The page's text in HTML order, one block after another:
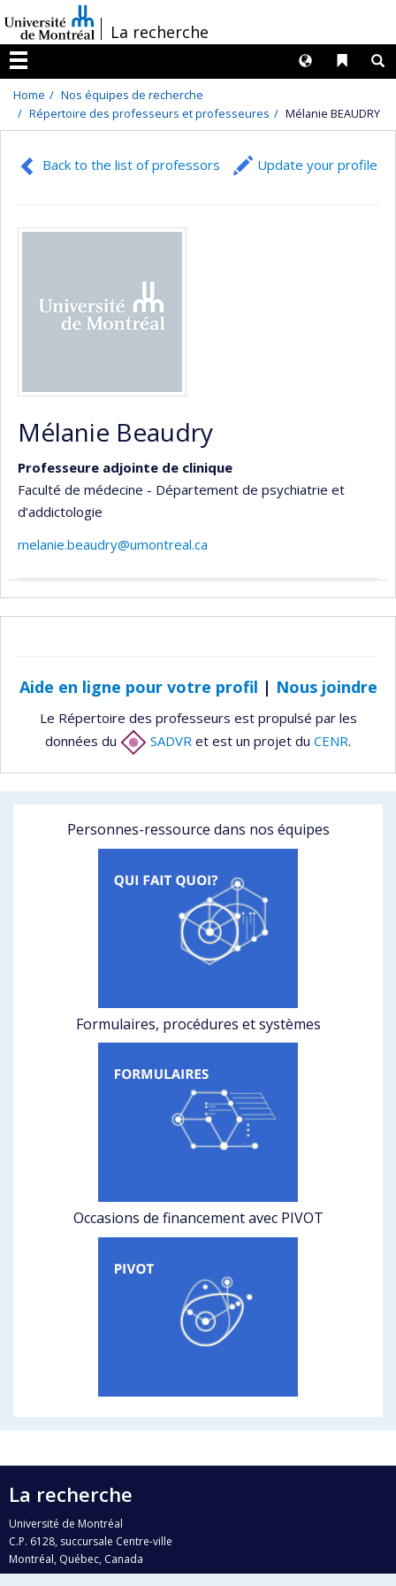
au
contenu
/La recherche
Menu
Liens
Langues
Home
Nos équipes de recherche
Répertoire des professeurs et professeures
Mélanie BEAUDRY
Back to the list of professors Update your profile
Mélanie Beaudry
Professeure adjointe de clinique
Faculté de médecine - Département de psychiatrie et
d’addictologie
melanie.beaudry@umontreal.ca
Aide en ligne pour votre profil | Nous joindre
Le Répertoire des professeurs est propulsé par les
données du
SADVR et est un projet du CENR.
Personnes-ressource dans nos équipes
Formulaires, procédures et systèmes
Occasions de financement avec PIVOT
La recherche
Université de Montréal
C.P. 6128, succursale Centre-ville
Montréal, Québec, Canada
H3C 3J7